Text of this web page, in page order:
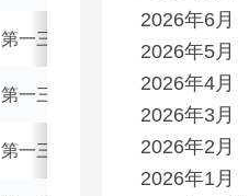
第一三共エスファ
第一三共エスファ
第一三共エスファ
2026年6月
2026年5月
2026年4月
2026年3月
2026年2月
2026年1月